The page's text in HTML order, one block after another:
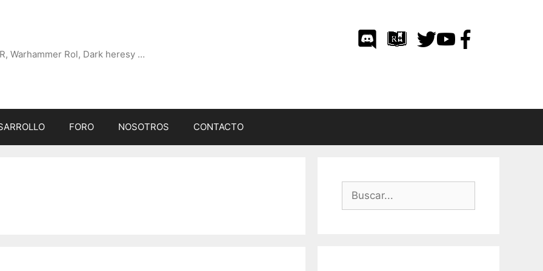
Warhammer Rol, Dark heresy …
FORO NOSOTROS CONTACTO
Buscar: